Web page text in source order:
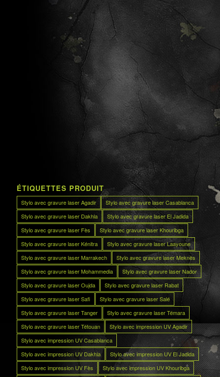
ÉTIQUETTES PRODUIT
Stylo avec gravure laser Agadir
Stylo avec gravure laser Casablanca
Stylo avec gravure laser Dakhla
Stylo avec gravure laser El Jadida
Stylo avec gravure laser Fès
Stylo avec gravure laser Khouribga
Stylo avec gravure laser Kénitra
Stylo avec gravure laser Laayoune
Stylo avec gravure laser Marrakech
Stylo avec gravure laser Meknès
Stylo avec gravure laser Mohammedia
Stylo avec gravure laser Nador
Stylo avec gravure laser Oujda
Stylo avec gravure laser Rabat
Stylo avec gravure laser Safi
Stylo avec gravure laser Salé
Stylo avec gravure laser Tanger
Stylo avec gravure laser Témara
Stylo avec gravure laser Tétouan
Stylo avec impression UV Agadir
Stylo avec impression UV Casablanca
Stylo avec impression UV Dakhla
Stylo avec impression UV El Jadida
Stylo avec impression UV Fès
Stylo avec impression UV Khouribga